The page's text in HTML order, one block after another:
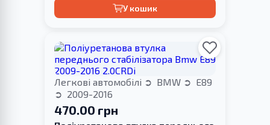
У кошик
Легкові автомобілі BMW
E89
2009-2016
470.00 грн